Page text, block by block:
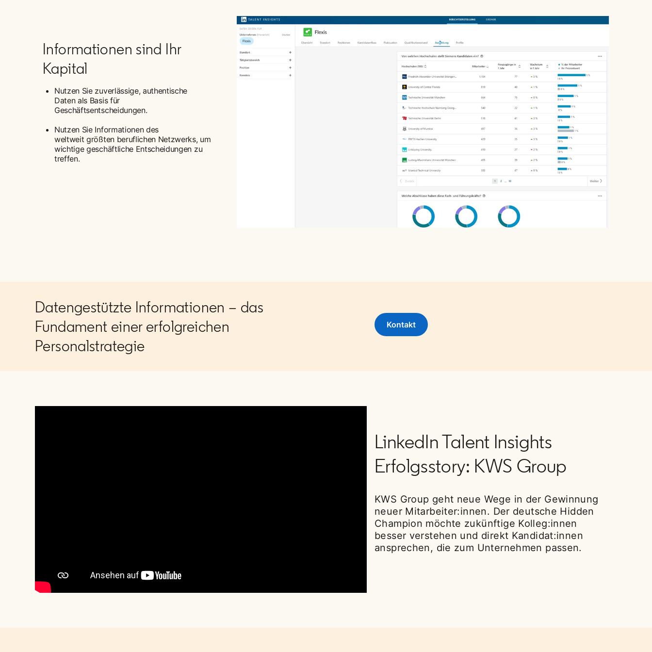
Informationen sind Ihr
Kapital
Nutzen Sie zuverlässige, authentische
Daten als Basis für
Geschäftsentscheidungen.
Nutzen Sie Informationen des
weltweit größten beruflichen Netzwerks, um
wichtige geschäftliche Entscheidungen zu
treffen.
Datengestützte Informationen – das
Fundament einer erfolgreichen
Personalstrategie
Kontakt
LinkedIn Talent Insights
Erfolgsstory: KWS Group
KWS Group geht neue Wege in der Gewinnung
neuer Mitarbeiter:innen. Der deutsche Hidden
Champion möchte zukünftige Kolleg:innen
besser verstehen und direkt Kandidat:innen
ansprechen, die zum Unternehmen passen.